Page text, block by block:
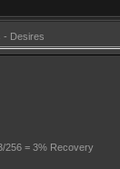
- Desires
256 = 3% Recovery